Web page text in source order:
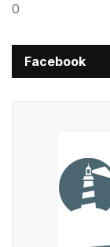
0
Facebook